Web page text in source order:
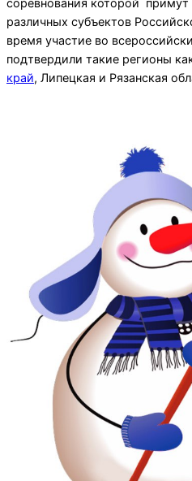
соревнования которой примут
различных субъектов
время участие во
подтвердили такие регионы
край, Липецкая и Рязанская